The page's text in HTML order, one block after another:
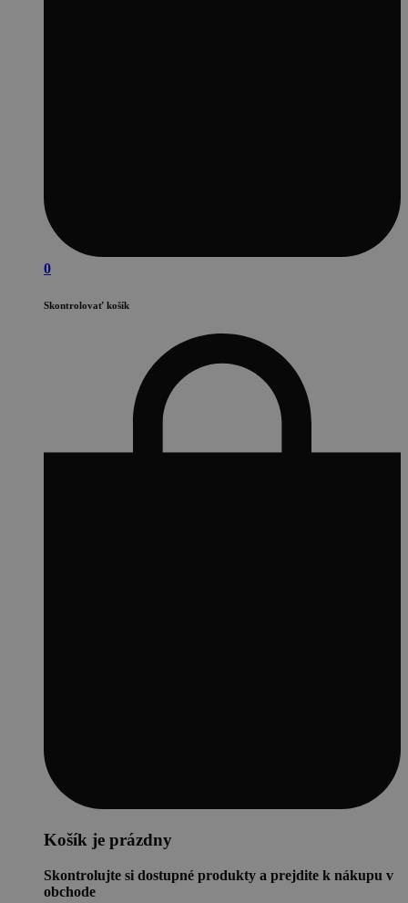
0
Skontrolovať košík
Košík je prázdny
Skontrolujte si dostupné produkty a prejdite k nákupu v
obchode